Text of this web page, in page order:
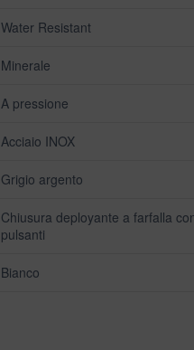
Water Resistant
Minerale
A pressione
Acciaio INOX
Grigio argento
Chiusura deployante a farfalla
pulsanti
Bianco